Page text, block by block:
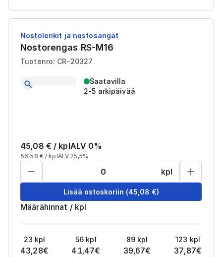
Nostolenkit ja nostosangat
Nostorengas RS-M16
Tuotenro: CR-20327
Saatavilla
2-5 arkipäivää
45,08 € / kplALV 0%
56,58 € / kplALV 25,5%
kpl
Lisää ostoskoriin (45,08 €)
Määrähinnat / kpl
23 kpl
43,28€
56 kpl
41,47€
89 kpl
39,67€
123 kpl
37,87€